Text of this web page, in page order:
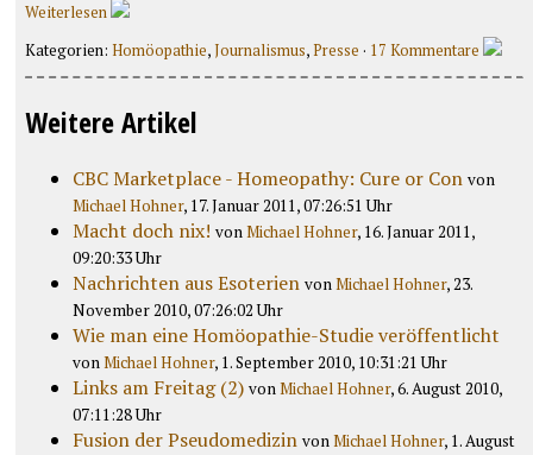
Weiterlesen
Kategorien: Homöopathie,Journalismus,Presse · 17 Kommentare
Weitere Artikel
CBC Marketplace - Homeopathy: Cure or Con von
Michael Hohner, 17. Januar 2011, 07:26:51 Uhr
Macht doch nix! vonMichael Hohner, 16. Januar 2011,
09:20:33 Uhr
Nachrichten aus Esoterien vonMichael Hohner, 23.
November 2010, 07:26:02 Uhr
Wie man eine Homöopathie-Studie veröffentlicht
vonMichael Hohner, 1. September 2010, 10:31:21 Uhr
Links am Freitag (2) vonMichael Hohner, 6. August 2010,
07:11:28 Uhr
Fusion der Pseudomedizin vonMichael Hohner, 1. August